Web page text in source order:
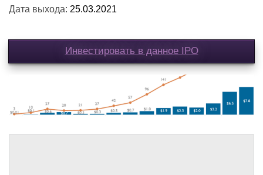
Дата выхода: 25.03.2021
Инвестировать в данное IPO